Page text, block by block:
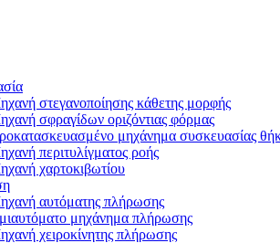
στεγανοποίησης κάθετης μορφής
σφραγίδων οριζόντιας φόρμας
μηχάνημα συσκευασίας
περιτυλίγματος ροής
χαρτοκιβωτίου
αυτόματης πλήρωσης
μηχάνημα πλήρωσης
χειροκίνητης πλήρωσης